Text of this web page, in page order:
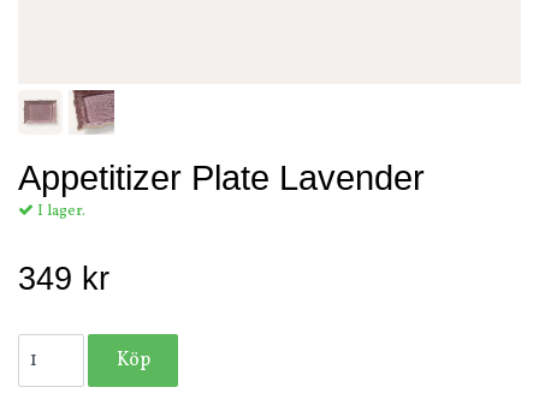
Appetitizer Plate Lavender
I lager.
349 kr